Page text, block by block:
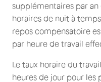
supplémentaires par
horaires de nuit à
repos compensatoire
par heure de travail
Le taux horaire du
heures de jour pour les